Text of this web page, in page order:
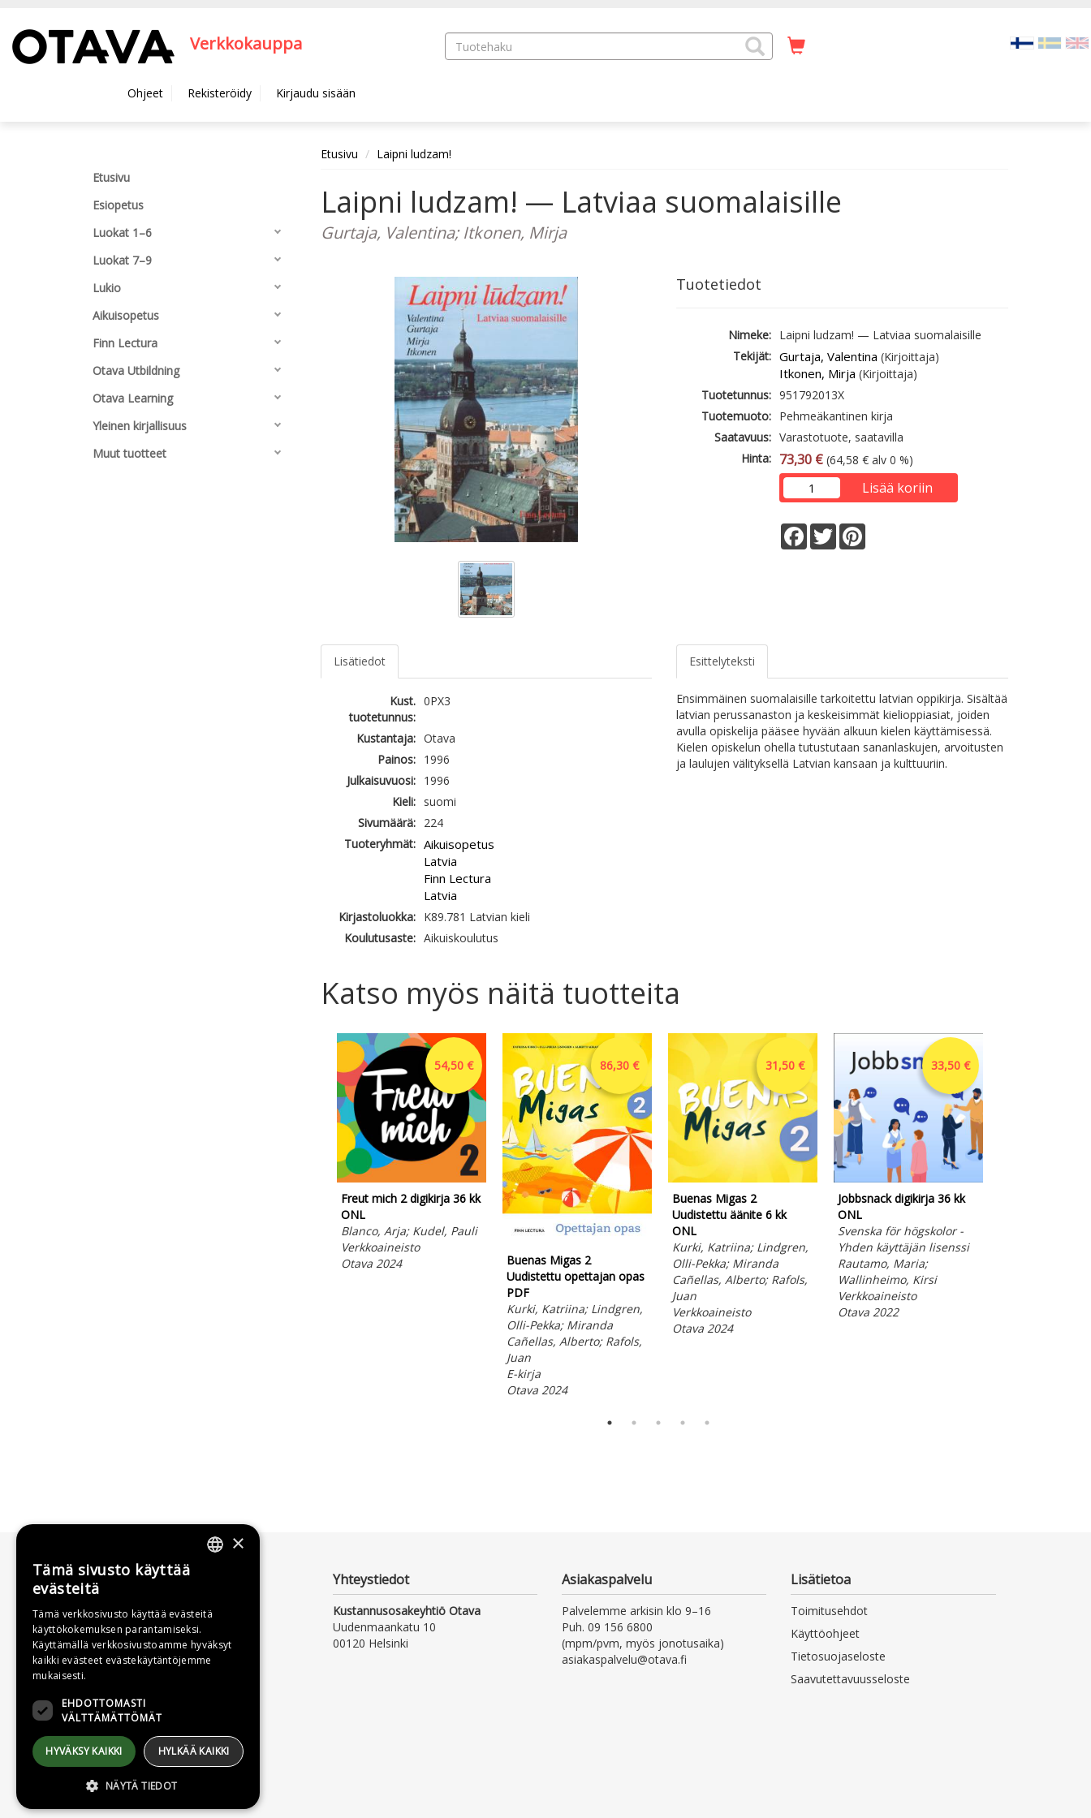
Verkkokauppa
Ohjeet Rekisteröidy Kirjaudu sisään
Etusivu
Esiopetus
Luokat 1–6
Luokat 7–9
Lukio
Aikuisopetus
Finn Lectura
Otava Utbildning
Otava Learning
Yleinen kirjallisuus
Muut tuotteet
Etusivu Laipni ludzam!
Laipni ludzam! — Latviaa suomalaisille
Gurtaja, Valentina; Itkonen, Mirja
Tuotetiedot
Nimeke: Laipni ludzam! — Latviaa suomalaisille
Tekijät: Gurtaja, Valentina (Kirjoittaja)
Itkonen, Mirja (Kirjoittaja)
Tuotetunnus: 951792013X
Tuotemuoto: Pehmeäkantinen kirja
Saatavuus: Varastotuote, saatavilla
Hinta: 73,30 € (64,58 € alv 0 %)
Lisää koriin
Facebook
Twitter
Lisätiedot
Kust.
tuotetunnus:
0PX3
Kustantaja: Otava
Painos:
1996
Julkaisuvuosi:
1996
Kieli:
suomi
Sivumäärä:
224
Tuoteryhmät: Aikuisopetus
Latvia
Finn Lectura
Latvia
Kirjastoluokka:
K89.781 Latvian kieli
Koulutusaste: Aikuiskoulutus
Esittelyteksti
Ensimmäinen suomalaisille tarkoitettu latvian oppikirja. Sisältää
latvian perussanaston ja keskeisimmät kielioppiasiat, joiden
avulla opiskelija pääsee hyvään alkuun kielen käyttämisessä.
Kielen opiskelun ohella tutustutaan sananlaskujen, arvoitusten
ja laulujen välityksellä Latvian kansaan ja kulttuuriin.
Katso myös näitä tuotteita
54,50 €
Freut mich 2 digikirja 36 kk
ONL
Blanco, Arja; Kudel, Pauli
Verkkoaineisto
Otava 2024
86,30 €
Buenas Migas 2
Uudistettu opettajan opas
PDF
Kurki, Katriina; Lindgren,
Olli-Pekka; Miranda
Cañellas, Alberto; Rafols,
Juan
E-kirja
Otava 2024
31,50 €
Buenas Migas 2
Uudistettu äänite 6 kk
ONL
Kurki, Katriina; Lindgren,
Olli-Pekka; Miranda
Cañellas, Alberto; Rafols,
Juan
Verkkoaineisto
Otava 2024
33,50 €
Jobbsnack digikirja 36 kk
ONL
Svenska för högskolor -
Yhden käyttäjän lisenssi
Rautamo, Maria;
Wallinheimo, Kirsi
Verkkoaineisto
Otava 2022
Yhteystiedot
Kustannusosakeyhtiö Otava
Uudenmaankatu 10
00120 Helsinki
Asiakaspalvelu
Palvelemme arkisin klo 9–16
Puh. 09 156 6800
(mpm/pvm, myös jonotusaika)
asiakaspalvelu@otava.fi
Lisätietoa
Toimitusehdot
Käyttöohjeet
Tietosuojaseloste
Saavutettavuusseloste
×
Tämä sivusto käyttää
evästeitä
Tämä verkkosivusto käyttää evästeitä
käyttökokemuksen parantamiseksi.
Käyttämällä verkkosivustoamme hyväksyt
kaikki evästeet evästekäytäntöjemme
mukaisesti.
EHDOTTOMASTI
VÄLTTÄMÄTTÖMÄT
HYVÄKSY KAIKKI HYLKÄÄ KAIKKI
NÄYTÄ TIEDOT